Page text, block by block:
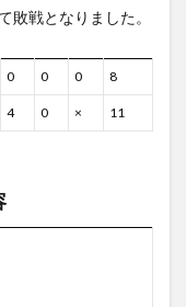
敗戦となりました。
0 0 0 8
4 0 × 11